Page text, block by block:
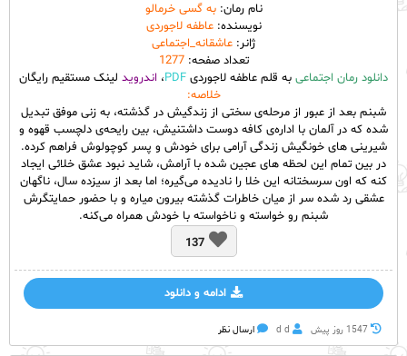
نام رمان:به گسی خرمالو
نویسنده:عاطفه لاجوردی
ژانر: عاشقانه_اجتماعی
تعداد صفحه:1277
دانلود رمان اجتماعی به قلم عاطفه لاجوردی PDF، اندروید لینک مستقیم رایگان
خلاصه:
شبنم بعد از عبور از مرحله‌ی سختی از زندگیش در گذشته، به زنی موفق تبدیل
شده که در آلمان با اداره‌ی کافه دوست داشتنیش، بین رایحه‌ی دلچسب قهوه و
شیرینی های خونگیش زندگی آرامی برای خودش و پسر کوچولوش فراهم کرده.
در بین تمام این لحظه های عجین شده با آرامش، شاید نبود عشق خلائی ایجاد
کنه که اون سرسختانه این خلا را نادیده می‌گیره؛ اما بعد از سیزده سال، ناگهان
عشقی رد شده سر از میان خاطرات گذشته بیرون میاره و با حضور حمایتگرش
شبنم رو خواسته و ناخواسته با خودش همراه می‌کنه.
137
ادامه و دانلود
1547 روز پيش d d ارسال نظر